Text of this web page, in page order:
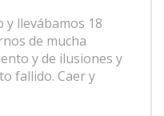
y llevábamos 18
de mucha
y de ilusiones y
fallido. Caer y